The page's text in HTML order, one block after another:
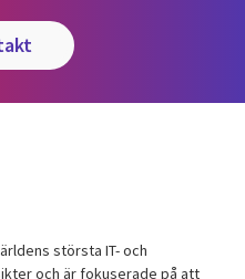
största IT- och
och är fokuserade på att